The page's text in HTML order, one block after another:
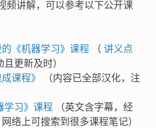
频讲解，可以参考以下公开课
《机器学习》课程 （ 讲义点
更新及时）
课程》
（内容已全部汉化，注
学习》课程 （英文含字幕，经
络上可搜索到很多课程笔记）